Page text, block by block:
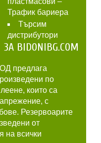
Трафик бариера
Търсим
дистрибутори
ЗА BIDONIBG.COM
предлага
по
които са
с
Резервоарите
от
на всички